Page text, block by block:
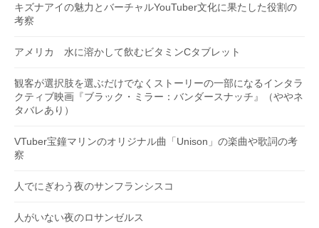
キズナアイの魅力とバーチャルYouTuber文化に果たした役割の
考察
アメリカ 水に溶かして飲むビタミンCタブレット
観客が選択肢を選ぶだけでなくストーリーの一部になるインタラ
クティブ映画『ブラック・ミラー：バンダースナッチ』（ややネ
タバレあり）
VTuber宝鐘マリンのオリジナル曲「Unison」の楽曲や歌詞の考
察
人でにぎわう夜のサンフランシスコ
人がいない夜のロサンゼルス